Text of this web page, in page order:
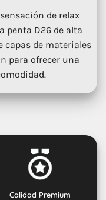
de relax
penta D26 de alta
capas de materiales
para ofrecer una
Calidad Premium